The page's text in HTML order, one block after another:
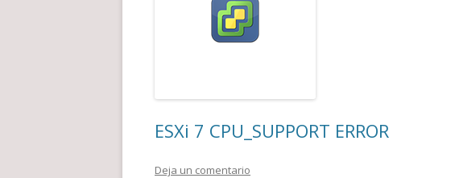
ESXi 7 CPU_SUPPORT ERROR
Deja un comentario